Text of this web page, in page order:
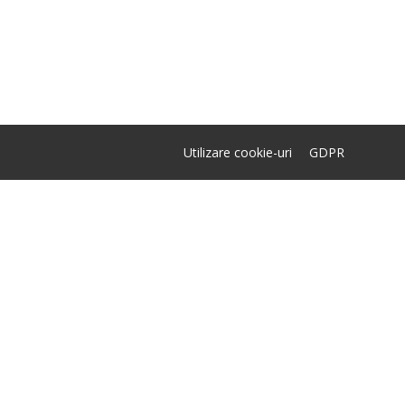
Utilizare cookie-uri GDPR